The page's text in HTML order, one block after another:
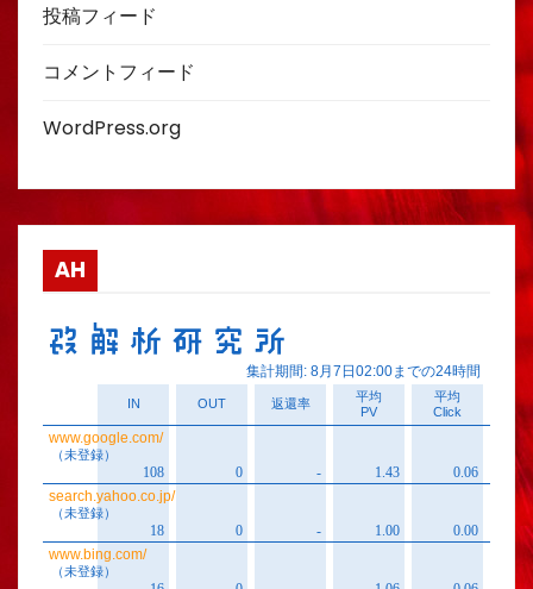
投稿フィード
コメントフィード
WordPress.org
AH